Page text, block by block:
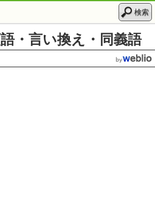
検索
・言い換え・同義語